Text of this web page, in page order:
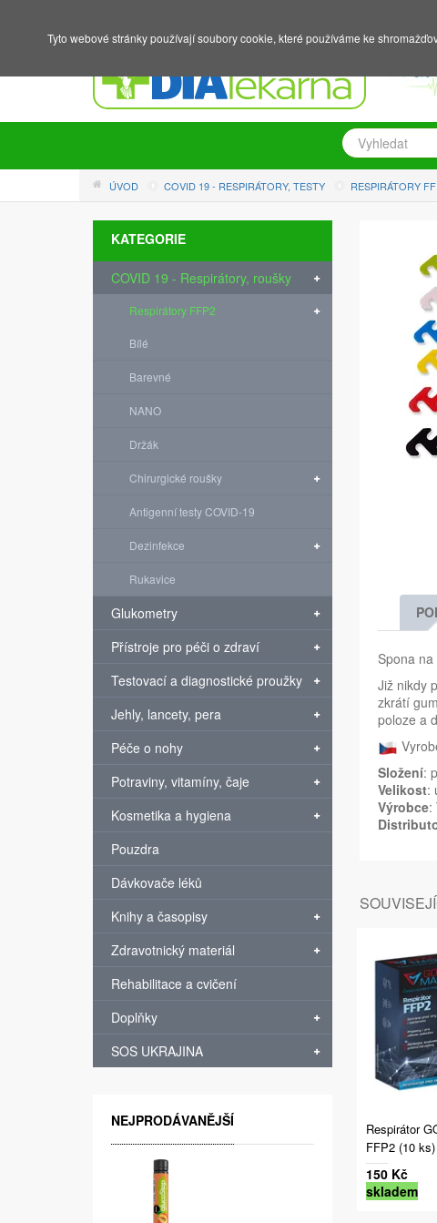
ÚVOD COVID 19 - RESPIRÁTORY, TESTY RESPIRÁTORY
Spona
Již nikdy
zkrátí
poloze a
Složení:
Velikost:
Výrobce:
Respirátor
FFP2 (10 ks)
150 Kč
skladem
KATEGORIE
COVID 19 - Respirátory, roušky
Respirátory FFP2
Bílé
Barevné
NANO
Držák
Chirurgické roušky
Antigenní testy COVID-19
Dezinfekce
Rukavice
Glukometry
Přístroje pro péči o zdraví
Testovací a diagnostické proužky
Jehly, lancety, pera
Péče o nohy
Potraviny, vitamíny, čaje
Kosmetika a hygiena
Pouzdra
Dávkovače léků
Knihy a časopisy
Zdravotnický materiál
Rehabilitace a cvičení
Doplňky
SOS UKRAJINA
NEJPRODÁVANĚJŠÍ
Tyto webové stránky používají soubory cookie, které používáme ke